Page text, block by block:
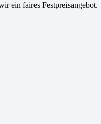
ein faires Festpreisangebot.